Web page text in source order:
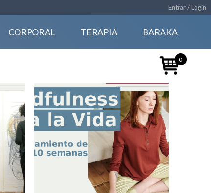
Entrar / Login
CORPORAL TERAPIA BARAKA
0